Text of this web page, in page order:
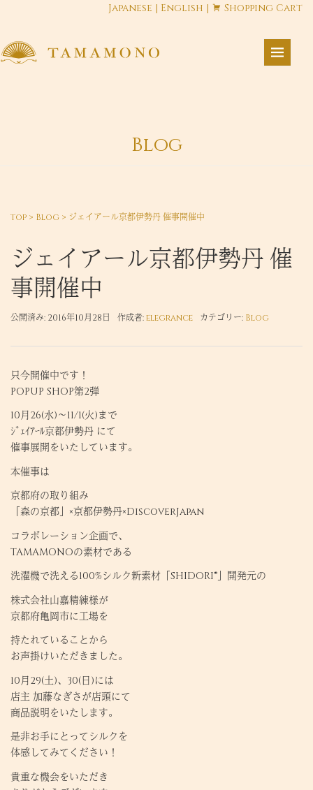
Japanese | English | Shopping Cart
Blog
top > Blog > ジェイアール京都伊勢丹 催事開催中
ジェイアール京都伊勢丹 催
事開催中
公開済み: 2016年10月28日 作成者:elegrance カテゴリー: Blog
只今開催中です！
POPUP SHOP第2弾
10月26(水)～11/1(火)まで
ｼﾞｪｲｱｰﾙ京都伊勢丹 にて
催事展開をいたしています。
本催事は
京都府の取り組み
「森の京都」×京都伊勢丹×DiscoverJapan
コラボレーション企画で、
TAMAMONOの素材である
洗濯機で洗える100%シルク新素材「SHIDORI®」開発元の
株式会社山嘉精練様が
京都府亀岡市に工場を
持たれていることから
お声掛けいただきました。
10月29(土)、30(日)には
店主 加藤なぎさが店頭にて
商品説明をいたします。
是非お手にとってシルクを
体感してみてください！
貴重な機会をいただき